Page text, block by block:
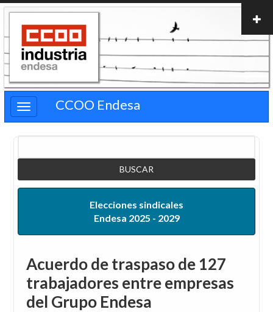
Pasar
contenido
principal
CCOO Endesa
Elecciones sindicales
Endesa 2025 - 2029
Acuerdo de traspaso de 127
trabajadores entre empresas
del Grupo Endesa